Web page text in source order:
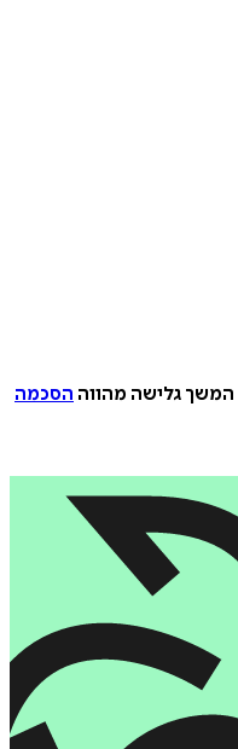
המשך גלישה מהווה הסכמה